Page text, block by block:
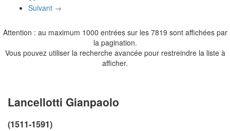
Suivant →
Attention : au maximum 1000 entrées sur les 7819 sont affichées par
la pagination.
Vous pouvez utiliser la recherche avancée pour restreindre la liste à
afficher.
Lancellotti Gianpaolo
(1511-1591)